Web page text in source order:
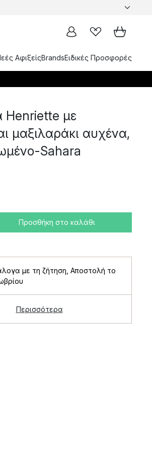
ΑφιξείςBrandsΕιδικές Προσφορές
Henriette με
μαξιλαράκι αυχένα,
Sahara
Προσθήκη στο καλάθι
με τη ζήτηση Αποστολή το
Περισσότερα